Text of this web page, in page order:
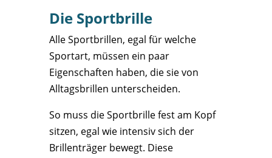
Die Sportbrille
Alle Sportbrillen, egal für welche
Sportart, müssen ein paar
Eigenschaften haben, die sie von
Alltagsbrillen unterscheiden.
So muss die Sportbrille fest am Kopf
sitzen, egal wie intensiv sich der
Brillenträger bewegt. Diese